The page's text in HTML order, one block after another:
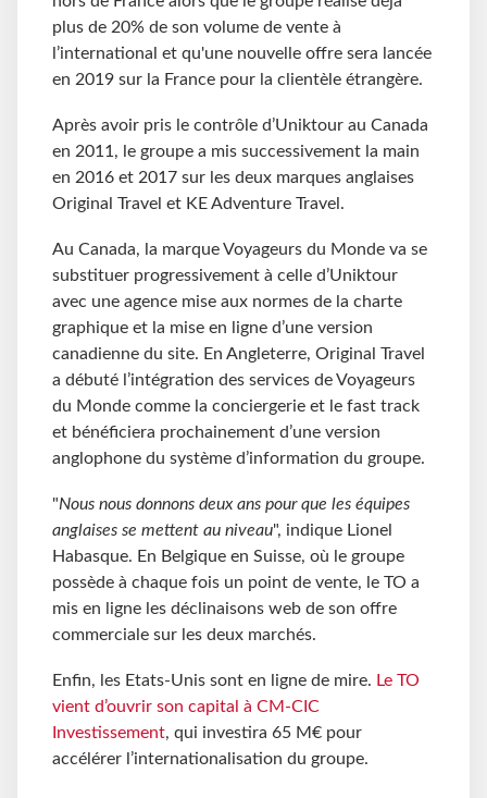
plus de 20% de son volume de vente à
l’international et qu'une nouvelle offre sera lancée
en 2019 sur la France pour la clientèle étrangère.
Après avoir pris le contrôle d’Uniktour au Canada
en 2011, le groupe a mis successivement la main
en 2016 et 2017 sur les deux marques anglaises
Original Travel et KE Adventure Travel.
Au Canada, la marque Voyageurs du Monde va se
substituer progressivement à celle d’Uniktour
avec une agence mise aux normes de la charte
graphique et la mise en ligne d’une version
canadienne du site. En Angleterre, Original Travel
a débuté l’intégration des services de Voyageurs
du Monde comme la conciergerie et le fast track
et bénéficiera prochainement d’une version
anglophone du système d’information du groupe.
"Nous nous donnons deux ans pour que les équipes
anglaises se mettent au niveau", indique Lionel
Habasque. En Belgique en Suisse, où le groupe
possède à chaque fois un point de vente, le TO a
mis en ligne les déclinaisons web de son offre
commerciale sur les deux marchés.
Enfin, les Etats-Unis sont en ligne de mire. Le TO
vient d’ouvrir son capital à CM-CIC
Investissement, qui investira 65 M€ pour
accélérer l’internationalisation du groupe.